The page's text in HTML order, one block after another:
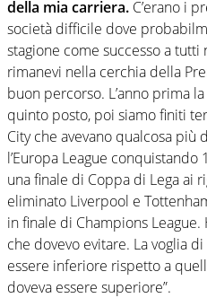
della mia carriera. C’erano i
società difficile dove
stagione come successo a tutti
rimanevi nella cerchia della
buon percorso. L’anno prima
quinto posto, poi siamo finiti
City che avevano qualcosa
l’Europa League
una finale di Coppa di Lega ai
eliminato Liverpool e
in finale di Champions
che dovevo evitare. La voglia
essere inferiore rispetto a
doveva essere superiore”.